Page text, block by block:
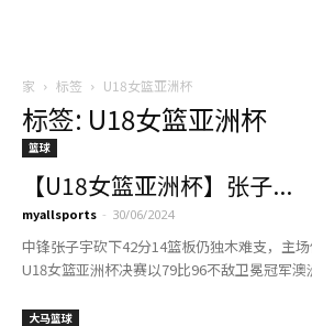
家 标签 U18女篮亚洲杯
标签: U18女篮亚洲杯
篮球
【U18女篮亚洲杯】张子...
myallsports - 30/06/2024
中锋张子宇砍下42分14篮板仍独木难支，主
U18女篮亚洲杯决赛以79比96不敌卫冕冠军澳
大马篮球